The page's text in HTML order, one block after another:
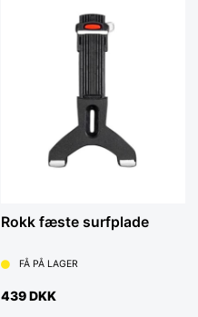
Rokk fæste surfplade
FÅ PÅ LAGER
439 DKK